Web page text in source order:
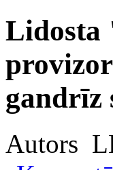
Lidosta
gandrīz
Autors